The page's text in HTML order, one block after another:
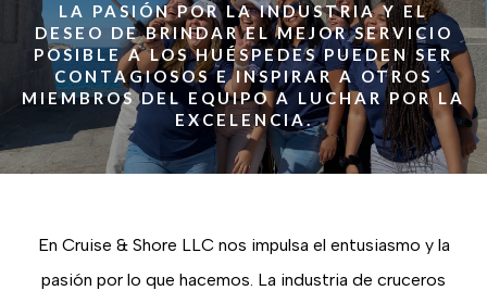
LA PASIÓN POR LA INDUSTRIA Y EL
DESEO DE BRINDAR EL MEJOR SERVICIO
POSIBLE A LOS HUÉSPEDES PUEDEN SER
CONTAGIOSOS E INSPIRAR A OTROS
MIEMBROS DEL EQUIPO A LUCHAR POR LA
EXCELENCIA.
En Cruise & Shore LLC nos impulsa el entusiasmo y la
pasión por lo que hacemos. La industria de cruceros